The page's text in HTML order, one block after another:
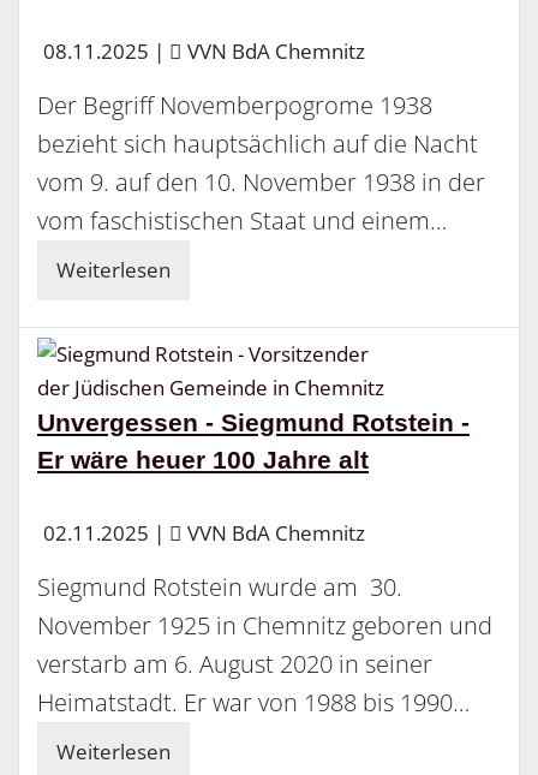
08.11.2025 | VVN BdA Chemnitz
Der Begriff Novemberpogrome 1938
bezieht sich hauptsächlich auf die Nacht
vom 9. auf den 10. November 1938 in der
vom faschistischen Staat und einem…
Weiterlesen
Unvergessen - Siegmund Rotstein -
Er wäre heuer 100 Jahre alt
02.11.2025 | VVN BdA Chemnitz
Siegmund Rotstein wurde am 30.
November 1925 in Chemnitz geboren und
verstarb am 6. August 2020 in seiner
Heimatstadt. Er war von 1988 bis 1990…
Weiterlesen